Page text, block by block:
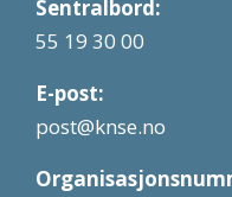
Sentralbord:
55 19 30 00
E-post:
post@knse.no